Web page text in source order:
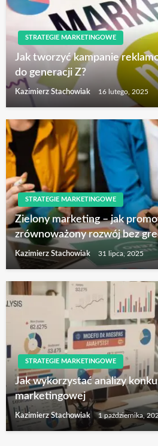
STRATEGIE MARKETINGOWE
Jak tworzyć kampanie
do generacji Z?
Kazimierz Stachowiak 16 lutego, 2025
STRATEGIE MARKETINGOWE
Zielony marketing – jak
zrównoważony rozwój bez
Kazimierz Stachowiak 31 lipca, 2025
STRATEGIE MARKETINGOWE
Jak wykorzystać analizy
marketingowej
Kazimierz Stachowiak 1 października,